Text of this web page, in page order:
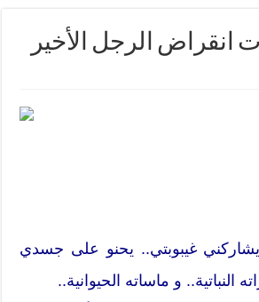
انقراض الرجل الأخير
يشاركني غيبوبتي.. يحنو على جسدي
النباتية.. و ماساته الحيوانية..